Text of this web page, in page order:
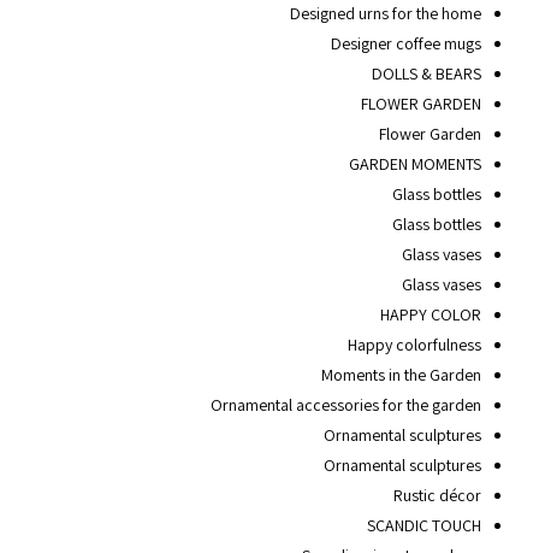
Designed urns for the home
Designer coffee mugs
DOLLS & BEARS
FLOWER GARDEN
Flower Garden
GARDEN MOMENTS
Glass bottles
Glass bottles
Glass vases
Glass vases
HAPPY COLOR
Happy colorfulness
Moments in the Garden
Ornamental accessories for the garden
Ornamental sculptures
Ornamental sculptures
Rustic décor
SCANDIC TOUCH